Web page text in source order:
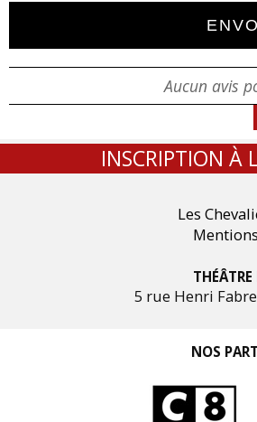
Aucun avis
INSCRIPTION À
Les
THÉÂTRE
5 rue Henri
NOS